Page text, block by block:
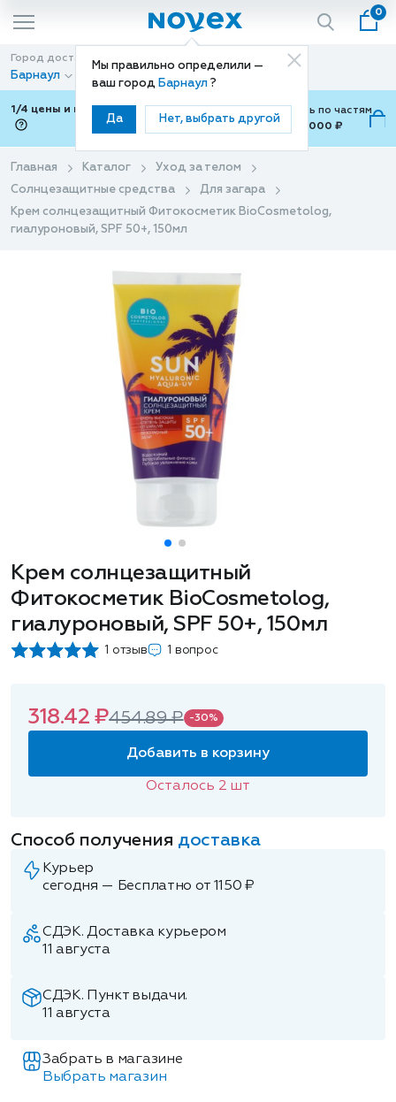
Мы правильно определили —
ваш город Барнаул ?
Да Нет, выбрать другой
0
Город доставки
Барнаул
Способ доставки
Доставка
1/4 цены и покупки ваши с Подели
Можно оплатить по частям
от 700 ₽ до 15,000 ₽
Главная Каталог
Уход за телом
Солнцезащитные средства
Для загара
Крем солнцезащитный Фитокосметик BioCosmetolog,
гиалуроновый, SPF 50+, 150мл
Крем солнцезащитный
Фитокосметик BioCosmetolog,
гиалуроновый, SPF 50+, 150мл
1 отзыв 1 вопрос
318.42 ₽454.89 ₽ -30%
Добавить в корзину
Осталось 2 шт
Способ получения доставка
Курьер
сегодня — Бесплатно от 1150 ₽
СДЭК. Доставка курьером
11 августа
СДЭК. Пункт выдачи.
11 августа
Забрать в магазине
Выбрать магазин